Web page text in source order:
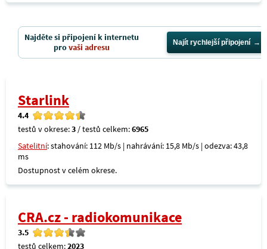
Najděte si připojení k internetu
provaši adresu Najít rychlejší připojení
Starlink
4.4
testů v okrese:3 / testů celkem:6965
Satelitní: stahování: 112 Mb/s | nahrávání: 15,8 Mb/s | odezva: 43,8
ms
Dostupnost v celém okrese.
CRA.cz - radiokomunikace
3.5
testů celkem:2023